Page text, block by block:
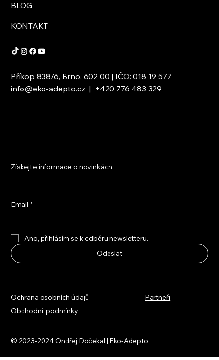
BLOG
KONTAKT
Příkop 838/6, Brno, 602 00 | IČO: 018 19 577
info@eko-adepto.cz | +420 776 483 329
Získejte informace o novinkách
Email *
Ano, přihlásím se k odběru newsletteru.
Odeslat
© 2023-2024 Ondřej Dočekal | Eko-Adepto
Ochrana osobních údajů
Obchodní podmínky
Partneři